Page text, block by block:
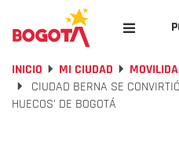
INICIO MI CIUDAD
CIUDAD BERNA SE
HUECOS' DE BOGOTÁ